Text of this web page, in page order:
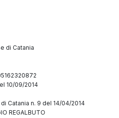
di Catania
10/09/2014
Catania n. 9 del 14/04/2014
REGALBUTO